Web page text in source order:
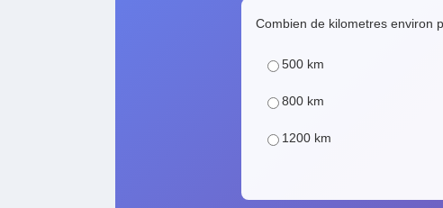
Combien de kilometres environ
500 km
800 km
1200 km